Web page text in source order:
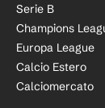
Serie B
Champions
Europa League
Calcio Estero
Calciomercato